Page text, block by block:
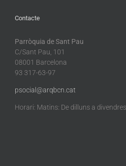
Contacte
Parròquia de Sant Pau
C/Sant Pau, 101
08001 Barcelona
93 317-63-97
psocial@arqbcn.cat
Horari: Matins: De dilluns a